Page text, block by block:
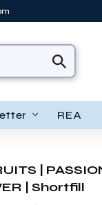
REA
|
| Shortfill